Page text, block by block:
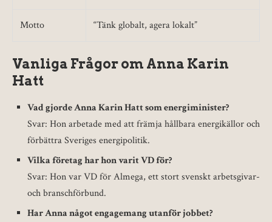
Motto “Tänk globalt, agera lokalt”
Vanliga Frågor om Anna Karin
Hatt
Vad gjorde Anna Karin Hatt som energiminister?
Svar: Hon arbetade med att främja hållbara energikällor och
förbättra Sveriges energipolitik.
Vilka företag har hon varit VD för?
Svar: Hon var VD för Almega, ett stort svenskt arbetsgivar-
och branschförbund.
Har Anna något engagemang utanför jobbet?